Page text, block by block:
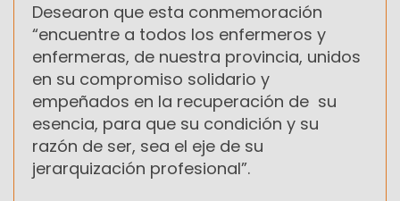
Desearon que esta conmemoración
“encuentre a todos los enfermeros y
enfermeras, de nuestra provincia, unidos
en su compromiso solidario y
empeñados en la recuperación de su
esencia, para que su condición y su
razón de ser, sea el eje de su
jerarquización profesional”.